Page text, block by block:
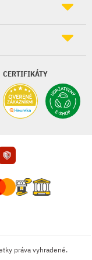
CERTIFIKÁTY
práva vyhradené.